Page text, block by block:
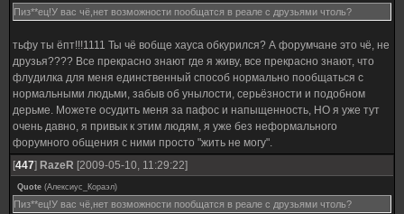
Пиз**ец!У вас чё,нет возможности пообщатся в реале с друзьями чтоль?
тьфу ты ёпт!!!1111 Ты чё вобще хауса обкурился? А форумчане это чё, не
друзья???? Все прекрасно знают где я живу, все прекрасно знают, что
флудилка для меня единственный способ нормально пообщаться с
нормальными людьми, забыв об унылости, серьёзности и подобном
дерьме. Можете осудить меня за пафос и напыщенность, НО я уже тут
очень давно, я привык к этим людям, я уже без неформального
форумного общения с ними просто "жить не могу".
[447] RazeR [2009-05-10, 11:29:22]
Quote (Алексиус_Кораэл)
Пиз**ец!У вас чё,нет возможности пообщатся в реале с друзьями чтоль?